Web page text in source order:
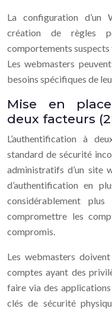
La configuration d’un
création de règles
comportements
Les webmasters
besoins spécifiques de
Mise en
deux facteurs
L’authentification à
standard de sécurité
administratifs d’un site
d’authentification en
considérablement
compromettre les
compromis.
Les webmasters
comptes ayant des
faire via des
clés de sécurité